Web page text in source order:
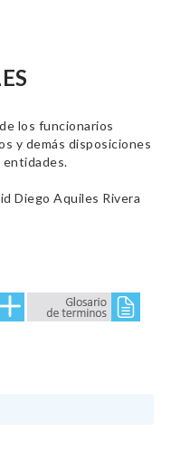
los funcionarios
y demás disposiciones
entidades.
Diego Aquiles Rivera